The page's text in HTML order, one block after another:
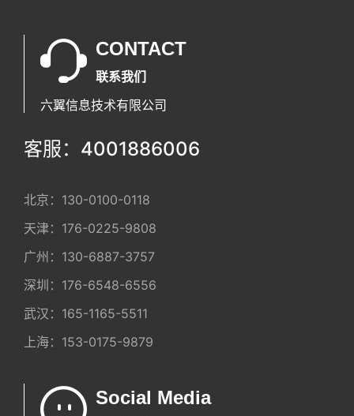
CONTACT
联系我们
六翼信息技术有限公司
客服：4001886006
北京： 130-0100-0118
天津： 176-0225-9808
广州： 130-6887-3757
深圳： 176-6548-6556
武汉： 165-1165-5511
上海： 153-0175-9879
Social Media